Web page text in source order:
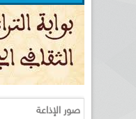
صور الإذاعة